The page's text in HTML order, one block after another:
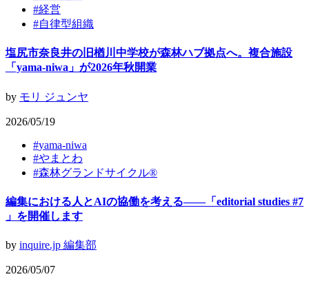
#経営
#​自律型組織
塩尻市奈良井の旧楢川中学校が森林ハブ拠点へ。複合施設
「yama-niwa」が2026年秋開業
by モリ ジュンヤ
2026/05/19
#yama-niwa
#やまとわ
#森林グランドサイクル®
編集における人とAIの協働を考える——「editorial studies #7
」を開催します
by inquire.jp 編集部
2026/05/07